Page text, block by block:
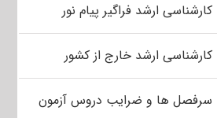
کارشناسی ارشد فراگیر پیام نور
کارشناسی ارشد خارج از کشور
سرفصل ها و ضرایب دروس آزمون